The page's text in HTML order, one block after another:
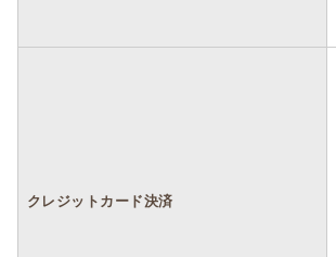
クレジットカード決済